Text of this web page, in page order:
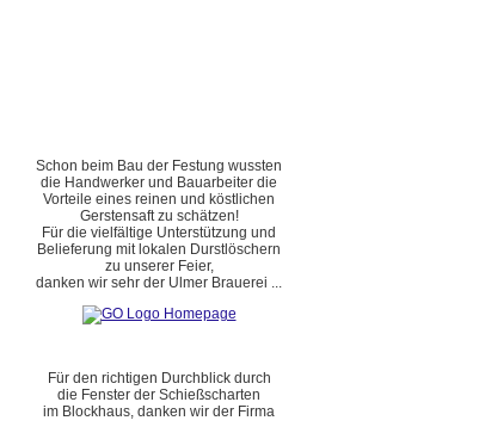
Schon beim Bau der Festung wussten
die Handwerker und Bauarbeiter die
Vorteile eines reinen und köstlichen
Gerstensaft zu schätzen!
Für die vielfältige Unterstützung und
Belieferung mit lokalen Durstlöschern
zu unserer Feier,
danken wir sehr der Ulmer Brauerei ...
Für den richtigen Durchblick durch
die Fenster der Schießscharten
im Blockhaus, danken wir der Firma